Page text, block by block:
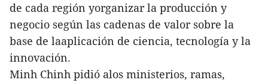
de cada región yorganizar la producción y
negocio según las cadenas de valor sobre la
base de laaplicación de ciencia, tecnología y la
innovación.
Minh Chinh pidió alos ministerios, ramas,